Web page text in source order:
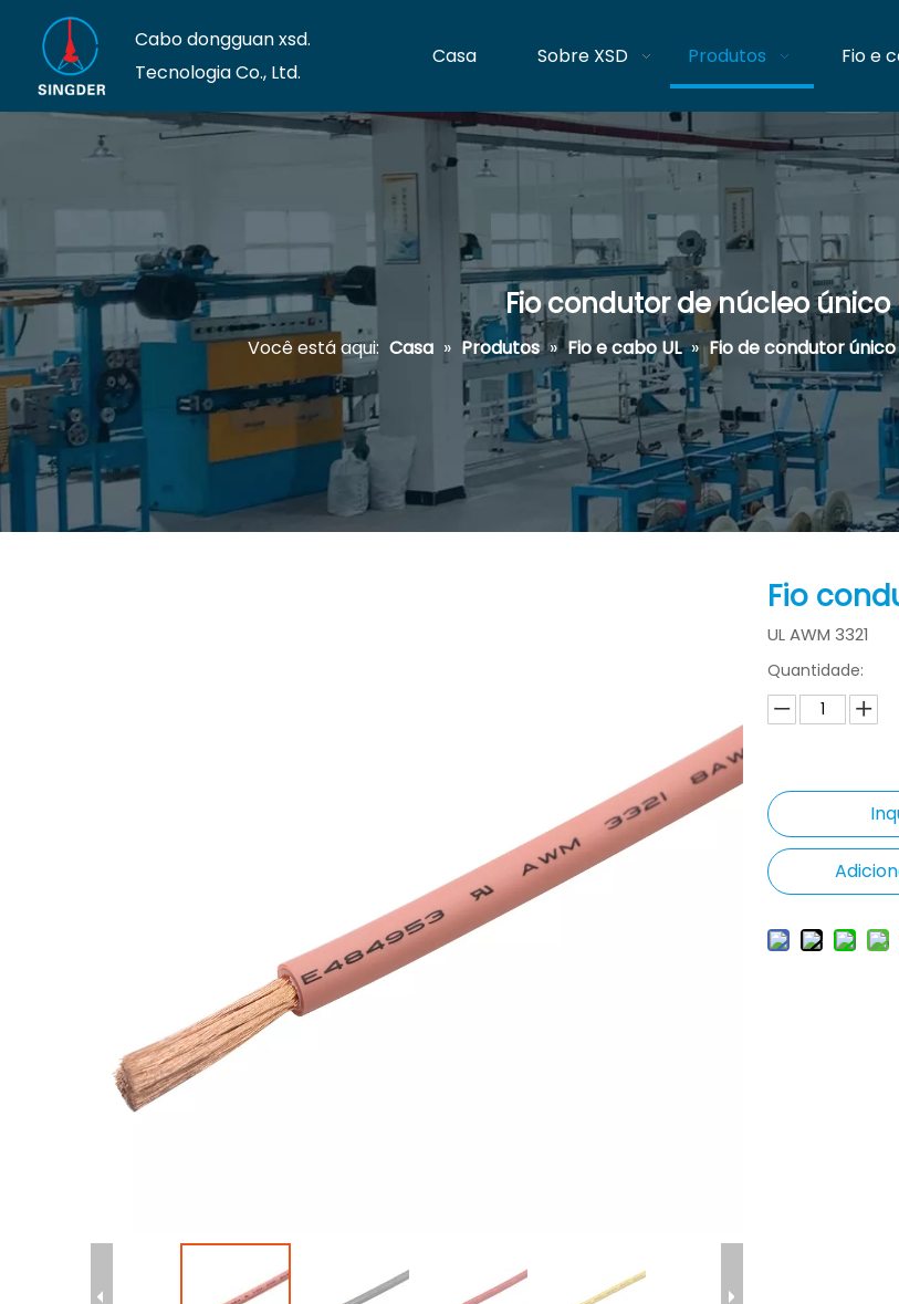
Cabo dongguan xsd.
Tecnologia Co., Ltd.
Casa Sobre XSD Produtos Fio e
Fio condutor de núcleo único
Você está aqui: Casa » Produtos » Fio e cabo UL » Fio de condutor único
Fio
UL AWM 3321
Quantidade: